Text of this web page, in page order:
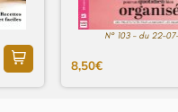
N° 103 - du 22-
8,50€